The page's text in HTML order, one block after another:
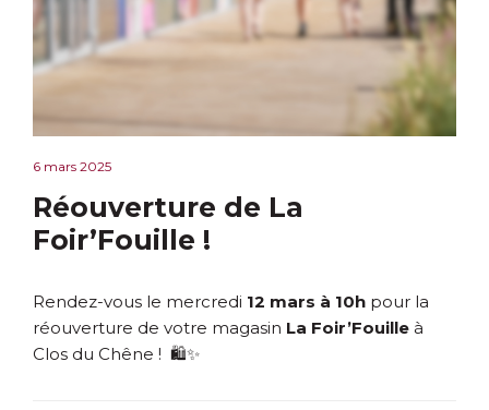
6 mars 2025
Réouverture de La
Foir’Fouille !
Rendez-vous le mercredi 12 mars à 10h pour la
réouverture de votre magasin La Foir’Fouille à
Clos du Chêne ! 🛍️✨